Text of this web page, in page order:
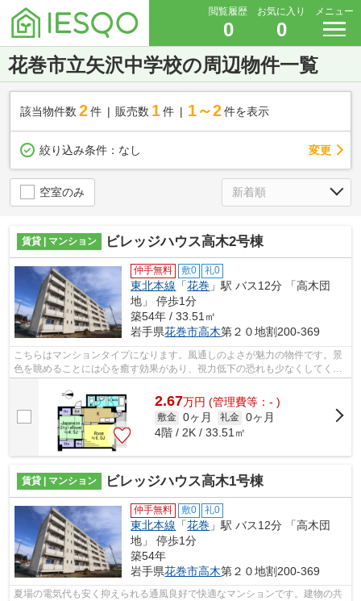
閲覧履歴
0
お気に入り
0
メニュー
花巻市立矢沢中学校の周辺物件一覧
該当物件数 2件 販売数 1 件 1～2 件を表示
絞り込み条件： なし 変更
空室のみ
賃貸 | マンション ビレッジハウス高木2号棟
仲手無料 敷0 礼0
東北本線 「花巻 」駅 バス12分 「高木団
地」 停歩1分
築54年 / 33.51㎡
岩手県花巻市高木第２０地割200-369
こちらはマンションタイプになります。風通しのよさが魅力の物件です。景
色を眺めることには心を癒す効果があり、視力低下の恐れも少なくしてくれ
ます。注目を集めているのが、敷地内...
2.67万円 (管理費等：- )
敷金 0ヶ月 礼金 0ヶ月
4階 / 2K / 33.51㎡
賃貸 | マンション ビレッジハウス高木1号棟
仲手無料 敷0 礼0
東北本線 「花巻 」駅 バス12分 「高木団
地」 停歩1分
築54年
岩手県花巻市高木第２０地割200-369
夏場の電気代も安く抑えられる通風良好で快適なマンションです。建物の共